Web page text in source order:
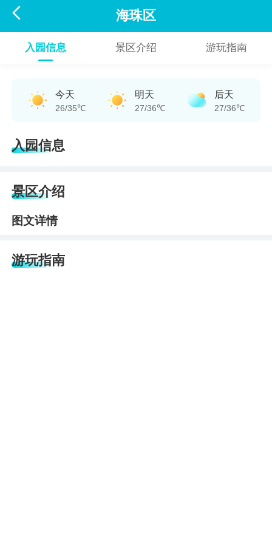
 海珠区
入园信息 景区介绍 游玩指南
今天
26/35℃
明天
27/36℃
后天
27/36℃
入园信息
景区介绍
图文详情
游玩指南